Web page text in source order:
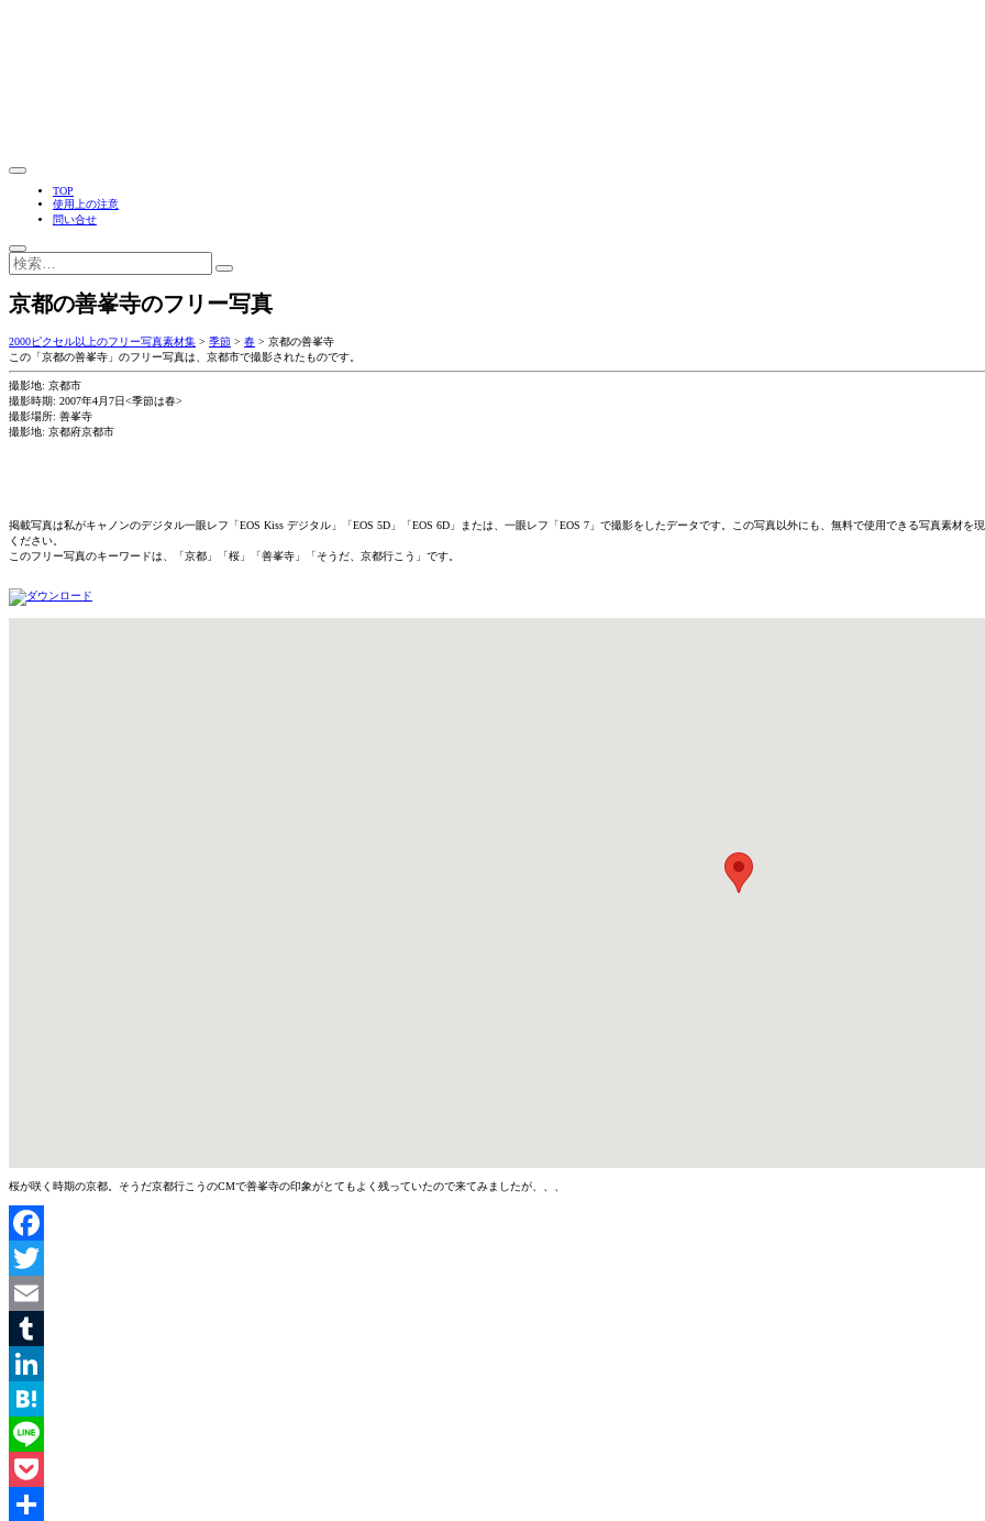
TOP
使用上の注意
問い合せ
京都の善峯寺のフリー写真
2000ピクセル以上のフリー写真素材集 > 季節 > 春 > 京都の善峯寺
この「京都の善峯寺」のフリー写真は、京都市で撮影されたものです。
撮影地: 京都市
撮影時期: 2007年4月7日<季節は春>
撮影場所: 善峯寺
撮影地: 京都府京都市
掲載写真は私がキャノンのデジタル一眼レフ「EOS Kiss デジタル」「EOS 5D」「EOS 6D」または、一眼レフ「EOS 7」で撮影をしたデータです。この写真以外にも、無料で使用できる写真素材
ください。
このフリー写真のキーワードは、「京都」「桜」「善峯寺」「そうだ、京都行こう」です。
桜が咲く時期の京都。そうだ京都行こうのCMで善峯寺の印象がとてもよく残っていたので来てみましたが、、、
Facebook
Twitter
Email
Tumblr
LinkedIn
Hatena
Line
Pocket